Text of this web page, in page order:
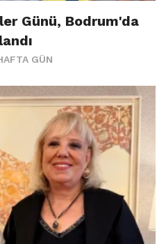
Günü, Bodrum'da
GÜN